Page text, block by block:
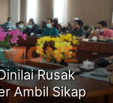
Rusak
Ambil Sikap